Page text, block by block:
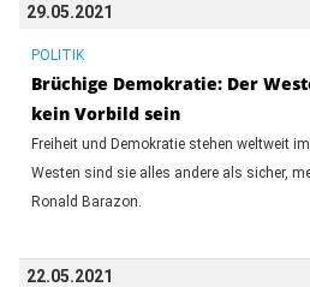
29.05.2021
POLITIK
Brüchige Demokratie: Der
kein Vorbild sein
Freiheit und Demokratie stehen weltweit
Westen sind sie alles andere als sicher,
Ronald Barazon.
22.05.2021